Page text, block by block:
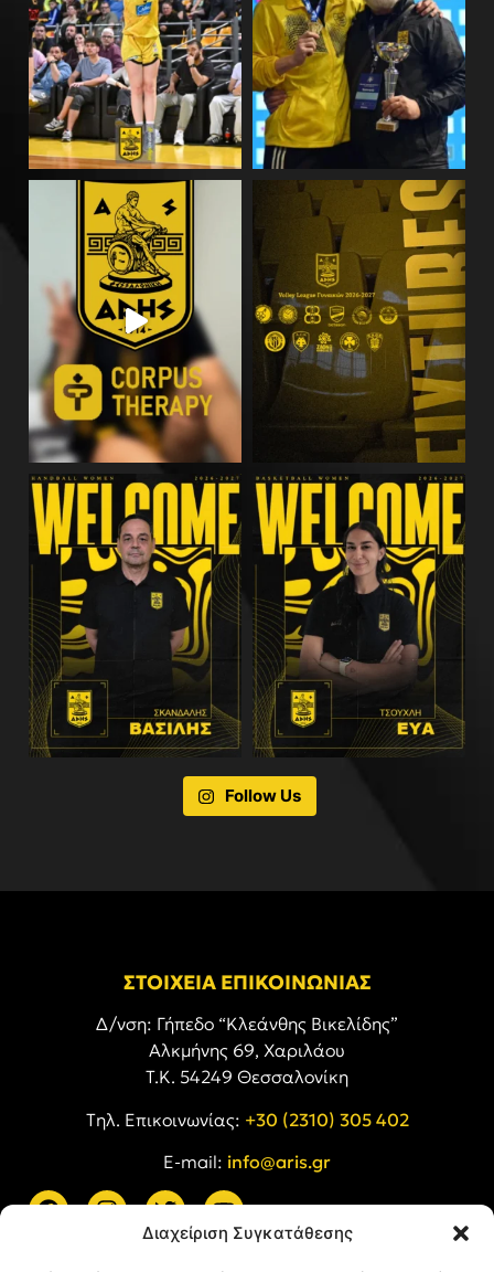
Διαχείριση Συγκατάθεσης
Follow Us
ΣΤΟΙΧΕΙΑ ΕΠΙΚΟΙΝΩΝΙΑΣ
Δ/νση: Γήπεδο “Κλεάνθης Βικελίδης”
Αλκμήνης 69, Χαριλάου
Τ.Κ. 54249 Θεσσαλονίκη
Tηλ. Επικοινωνίας: +30 (2310) 305 402
E-mail: info@aris.gr